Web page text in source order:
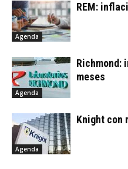
Agenda
REM:
Agenda
Richmond:
meses
Agenda
Knight con